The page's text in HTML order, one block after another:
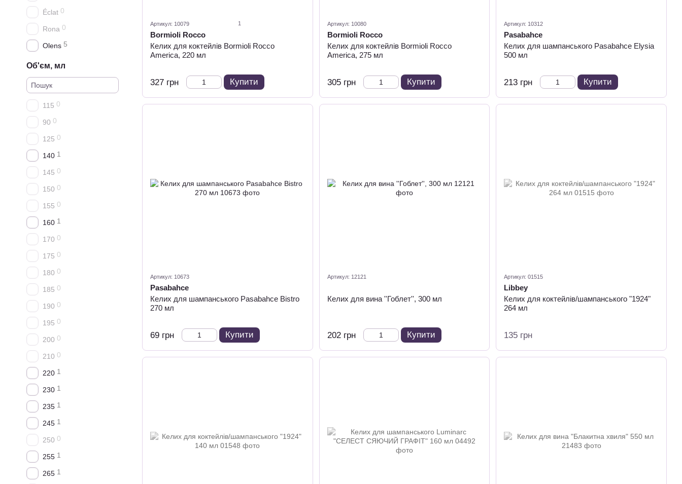
Артикул: 10079 1
Bormioli Rocco
Келих для коктейлів Bormioli Rocco
America, 220 мл
327 грн Купити
Артикул: 10080
Bormioli Rocco
Келих для коктейлів Bormioli Rocco
America, 275 мл
305 грн Купити
Артикул: 10312
Pasabahce
Келих для шампанського Pasabahce Elysia
500 мл
213 грн Купити
Артикул: 10673
Pasabahce
Келих для шампанського Pasabahce Bistro
270 мл
69 грн Купити
Артикул: 12121
Келих для вина ''Гоблет'', 300 мл
202 грн Купити
Артикул: 01515
Libbey
Келих для коктейлів/шампанського "1924"
264 мл
135 грн
Éclat 0
Rona 0
Olens 5
Об'єм, мл
115 0
90 0
125 0
140 1
145 0
150 0
155 0
160 1
170 0
175 0
180 0
185 0
190 0
195 0
200 0
210 0
220 1
230 1
235 1
245 1
250 0
255 1
265 1